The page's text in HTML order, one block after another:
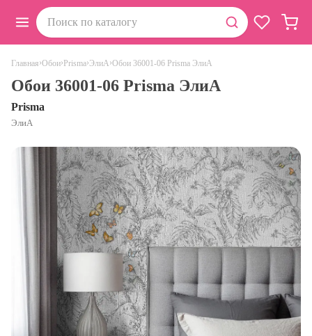
Главная›Обои› Prisma›ЭлиА›Обои 36001-06 Prisma ЭлиА
Обои 36001-06 Prisma ЭлиА
Prisma
ЭлиА